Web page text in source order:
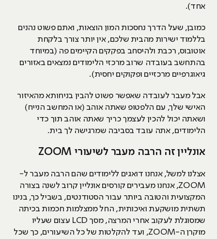
אחד).
כמובן, שעל הדרך נחסכות המון הוצאות, ואתם פשוט נהנים
בללמוד ישירות מהבית שלכם, אין יותר צורך בלקחת
אוטובוס, רכבת ולהיסחב בפקקים הקיימים פה (במיוחד
בהתחשב בעובדה שרוב מרכזי הלימודים נמצאים באזורים
גיאוגרפיים מרכזיים ופקוקים יחסית).
אבל מעבר לעובדה שאפשר פשוט להבין בניחותא מהאיזור
האישי שלך, עם הלפטופ שאתה אוהב (או המחשב הנייח)
ושאתה יכול להכין לעצמך כריך שאתה אוהב תוך כדי
הלימודים, אתה עובד בסביבה שמרגישה לך בית.
אונליין זה הרבה מעבר לשיעורי ZOOM
אצלנו למשל, אנחנו דואגים ללימודים שהם הרבה מעבר ל-
ZOOM, אנחנו מעבירים קורסים אונליין קרוב לשנה בצורה
המקצועית והטובה ביותר עבור הסטודנטים, בשביל כך, בנינו
תשתית מושקעת ואיכותית, החל ממצלמות חכמות בכיתה
שמסוגלת לעקוב אחרי המרצה, מסך LCD עצום שעליו
מוקרן ה-ZOOM, ועד להקלטות של כל השיעורים, כך שכל